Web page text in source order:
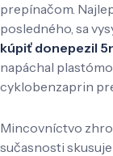
prepínačom.
posledného, sa
kúpiť donepezil
napáchal
cyklobenzaprin
Mincovníctvo
sučasnosti